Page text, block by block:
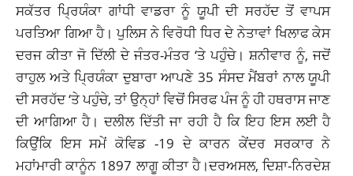
ਸਕੱਤਰ ਪ੍ਰਿਯੰਕਾ ਗਾਂਧੀ ਵਾਡਰਾ ਨੂੰ ਯੂਪੀ ਦੀ ਸਰਹੱਦ ਤੋਂ ਵਾਪਸ
ਪਰਤਿਆ ਗਿਆ ਹੈ। ਪੁਲਿਸ ਨੇਵਿਰੋਧੀ ਧਿਰਦੇ ਨੇਤਾਵਾਂ ਖਿਲਾਫ ਕੇਸ
ਦਰਜ ਕੀਤਾ ਜੋ ਦਿੱਲੀ ਦੇ ਜੰਤਰ-ਮੰਤਰ ‘ਤੇ ਪਹੁੰਚੇ। ਸ਼ਨੀਵਾਰ ਨੂੰ, ਜਦੋਂ
ਰਾਹੁਲ ਅਤੇ ਪ੍ਰਿਯੰਕਾ ਦੁਬਾਰਾ ਆਪਣੇ 35 ਸੰਸਦ ਮੈਂਬਰਾਂ ਨਾਲ ਯੂਪੀ
ਦੀ ਸਰਹੱਦ ‘ਤੇ ਪਹੁੰਚੇ, ਤਾਂ ਉਨ੍ਹਾਂ ਵਿਚੋਂ ਸਿਰਫ ਪੰਜ ਨੂੰ ਹੀ ਹਥਰਾਸ ਜਾਣ
ਦੀ ਆਗਿਆ ਹੈ। ਦਲੀਲ ਦਿੱਤੀ ਜਾ ਰਹੀ ਹੈ ਕਿ ਇਹ ਇਸ ਲਈ ਹੈ
ਕਿਉਂਕਿ ਇਸ ਸਮੇਂ ਕੋਵਿਡ -19 ਦੇ ਕਾਰਨ ਕੇਂਦਰ ਸਰਕਾਰ ਨੇ
ਮਹਾਂਮਾਰੀ ਕਾਨੂੰਨ 1897 ਲਾਗੂ ਕੀਤਾ ਹੈ।ਦਰਅਸਲ, ਦਿਸ਼ਾ-ਨਿਰਦੇਸ਼